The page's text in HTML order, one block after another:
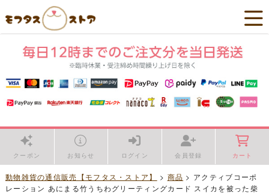
クーポン お知らせ ログイン 会員登録 カート
動物雑貨の通信販売【モフタス・ストア】 > 商品 > アクティブコーポ
レーション あにまる竹うちわグリーティングカード スイカを被った柴